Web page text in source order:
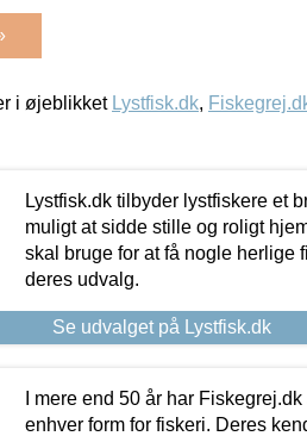
i øjeblikket Lystfisk.dk,
Lystfisk.dk tilbyder lystfiskere et
muligt at sidde stille og roligt
skal bruge for at få nogle herlige
deres udvalg.
Se udvalget på Lystfisk.dk
I mere end 50 år har
enhver form for fiskeri. Deres